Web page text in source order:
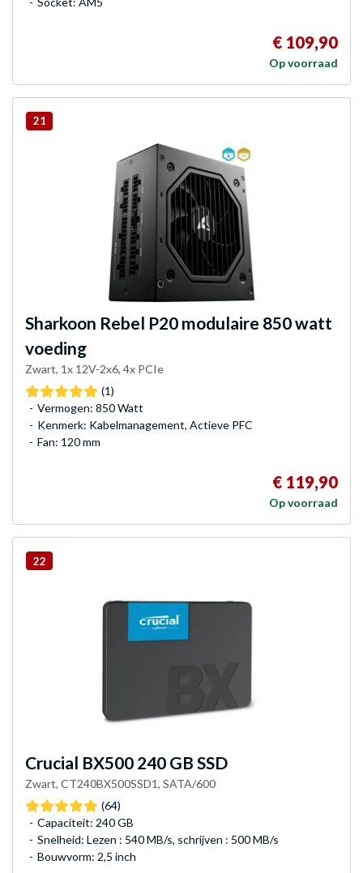
€ 109,90
Op voorraad
21
Sharkoon Rebel P20 modulaire 850 watt
voeding
Zwart, 1x 12V-2x6, 4x PCIe
(1)
Vermogen: 850 Watt
Kenmerk: Kabelmanagement, Actieve PFC
Fan: 120 mm
€ 119,90
Op voorraad
22
Crucial BX500 240 GB SSD
Zwart, CT240BX500SSD1, SATA/600
(64)
Capaciteit: 240 GB
Snelheid: Lezen : 540 MB/s, schrijven : 500 MB/s
Bouwvorm: 2,5 inch